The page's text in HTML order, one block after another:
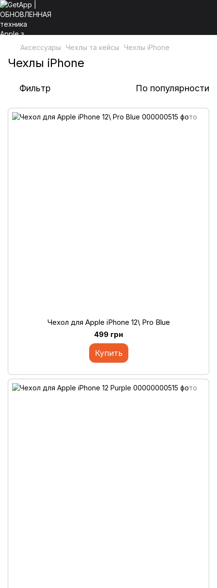
Аксессуары Чехлы та кейсы Чехлы iPhone
Чехлы iPhone
Фильтр По популярности
Чехол для Apple iPhone 12\ Pro Blue
499 грн
Купить